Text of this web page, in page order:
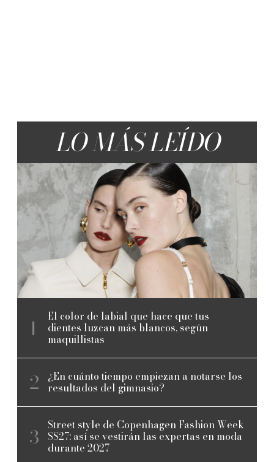
LO MÁS LEÍDO
El color de labial que hace que tus
dientes luzcan más blancos, según
maquillistas
¿En cuánto tiempo empiezan a notarse los
resultados del gimnasio?
Street style de Copenhagen Fashion Week
SS27: así se vestirán las expertas en moda
durante 2027